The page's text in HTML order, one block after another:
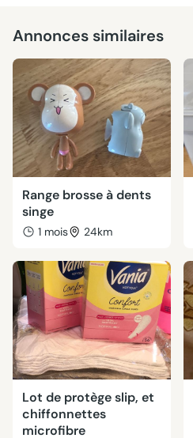
Annonces similaires
Range brosse à dents
singe
1 mois 24km
Lot de protège slip, et
chiffonnettes
microfibre